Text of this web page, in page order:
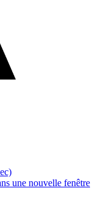
une nouvelle fenêtre